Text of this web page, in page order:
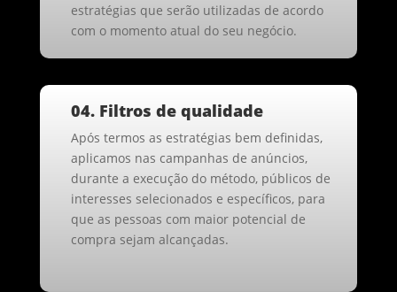
estratégias que serão utilizadas de acordo
com o momento atual do seu negócio.
04. Filtros de qualidade
Após termos as estratégias bem definidas,
aplicamos nas campanhas de anúncios,
durante a execução do método, públicos de
interesses selecionados e específicos, para
que as pessoas com maior potencial de
compra sejam alcançadas.